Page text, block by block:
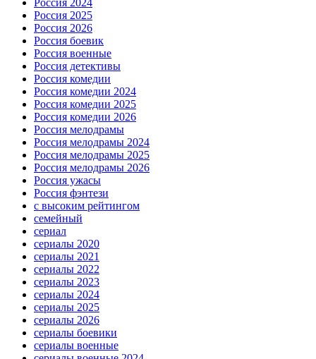
Россия 2024
Россия 2025
Россия 2026
Россия боевик
Россия военные
Россия детективы
Россия комедии
Россия комедии 2024
Россия комедии 2025
Россия комедии 2026
Россия мелодрамы
Россия мелодрамы 2024
Россия мелодрамы 2025
Россия мелодрамы 2026
Россия ужасы
Россия фэнтези
с высоким рейтингом
семейный
сериал
сериалы 2020
сериалы 2021
сериалы 2022
сериалы 2023
сериалы 2024
сериалы 2025
сериалы 2026
сериалы боевики
сериалы военные